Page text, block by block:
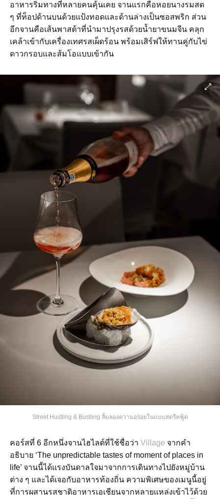
อาหารริมทางที่หลายคนคุ้นเคย จานแรกคือหอยนางรมสด
ๆ ที่ท็อปด้านบนด้วยแป้งทอดและด้านล่างเป็นซอสพริก ส่วน
อีกจานคือเส้นพาสต้าที่นำมาปรุงรสด้วยน้ำยาขนมจีน คลุก
เคล้าเข้ากับเครื่องเทศรสเผ็ดร้อน พร้อมเสิร์ฟให้ทานคู่กับไข่
ดาวกรอบและส้มโอแบบเข้ากัน
Street Hustling & Bustling ลิ้มลองความอร่อยในแบบสตรีทฟู้ด
คอร์สที่ 6 อีกหนึ่งจานไฮไลต์ที่ใช้ชื่อว่า Village จากคำ
อธิบาย ‘The unpredictable tastes of moment of places in
life’ จานนี้ได้แรงบันดาลใจมาจากการเดินทางไปยังหมู่บ้าน
ต่าง ๆ และได้เจอกับอาหารท้องถิ่น ความพิเศษของเมนูนี้อยู่
ที่การผสานรสชาติอาหารเอเชียนจากหลายแหล่งเข้าไว้ด้วย